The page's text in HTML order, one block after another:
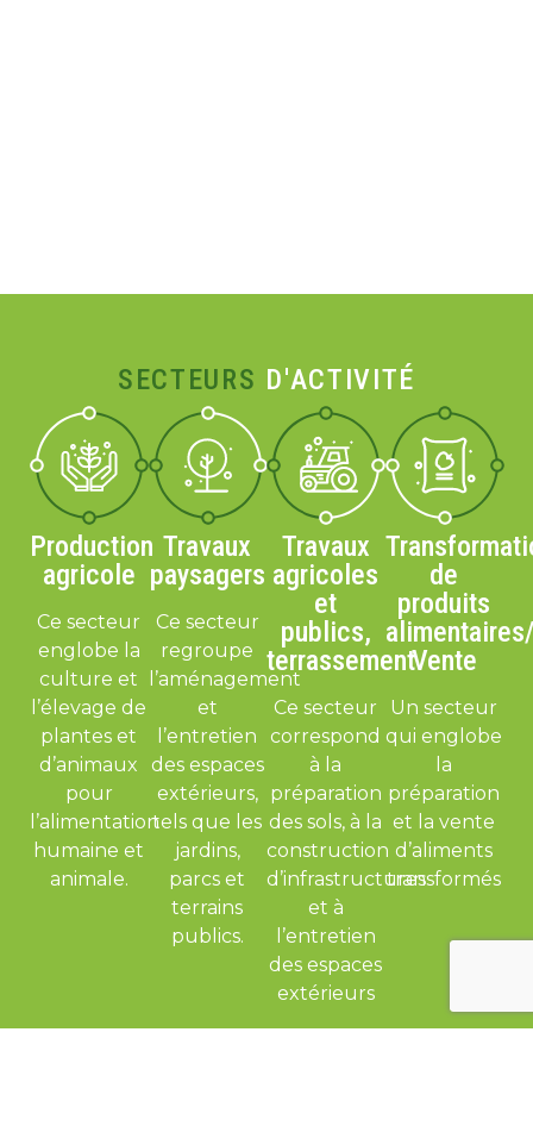
SECTEURS D'ACTIVITÉ
Production
agricole
Ce secteur
englobe la
culture et
l’élevage de
plantes et
d’animaux
pour
l’alimentation
humaine et
animale.
Travaux
paysagers
Ce secteur
regroupe
l’aménagement
et
l’entretien
des espaces
extérieurs,
tels que les
jardins,
parcs et
terrains
publics.
Travaux
agricoles
et
publics,
terrassement
Ce secteur
correspond
à la
préparation
des sols, à la
construction
d’infrastructures
et à
l’entretien
des espaces
extérieurs
de
produits
alimentaires/
Vente
Un secteur
qui englobe
la
préparation
et la vente
d’aliments
transformés